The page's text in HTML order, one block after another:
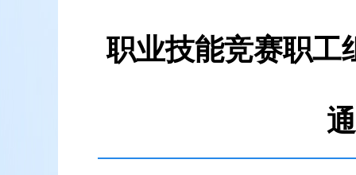
职业技能竞赛职工